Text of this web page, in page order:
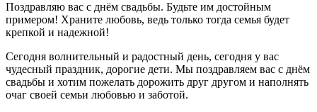
Поздравляю вас с днём свадьбы. Будьте им достойным
примером! Храните любовь, ведь только тогда семья будет
крепкой и надежной!
Сегодня волнительный и радостный день, сегодня у вас
чудесный праздник, дорогие дети. Мы поздравляем вас с днём
свадьбы и хотим пожелать дорожить друг другом и наполнять
очаг своей семьи любовью и заботой.